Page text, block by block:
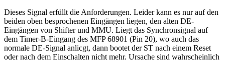
Dieses Signal erfüllt die Anforderungen. Leider kann es nur auf den
beiden oben besprochenen Eingängen liegen, den alten DE-
Eingängen von Shifter und MMU. Liegt das Synchronsignal auf
dem Timer-B-Eingang des MFP 68901 (Pin 20), wo auch das
normale DE-Signal anlicgt, dann bootet der ST nach einem Reset
oder nach dem Einschalten nicht mehr. Ursache sind wahrscheinlich